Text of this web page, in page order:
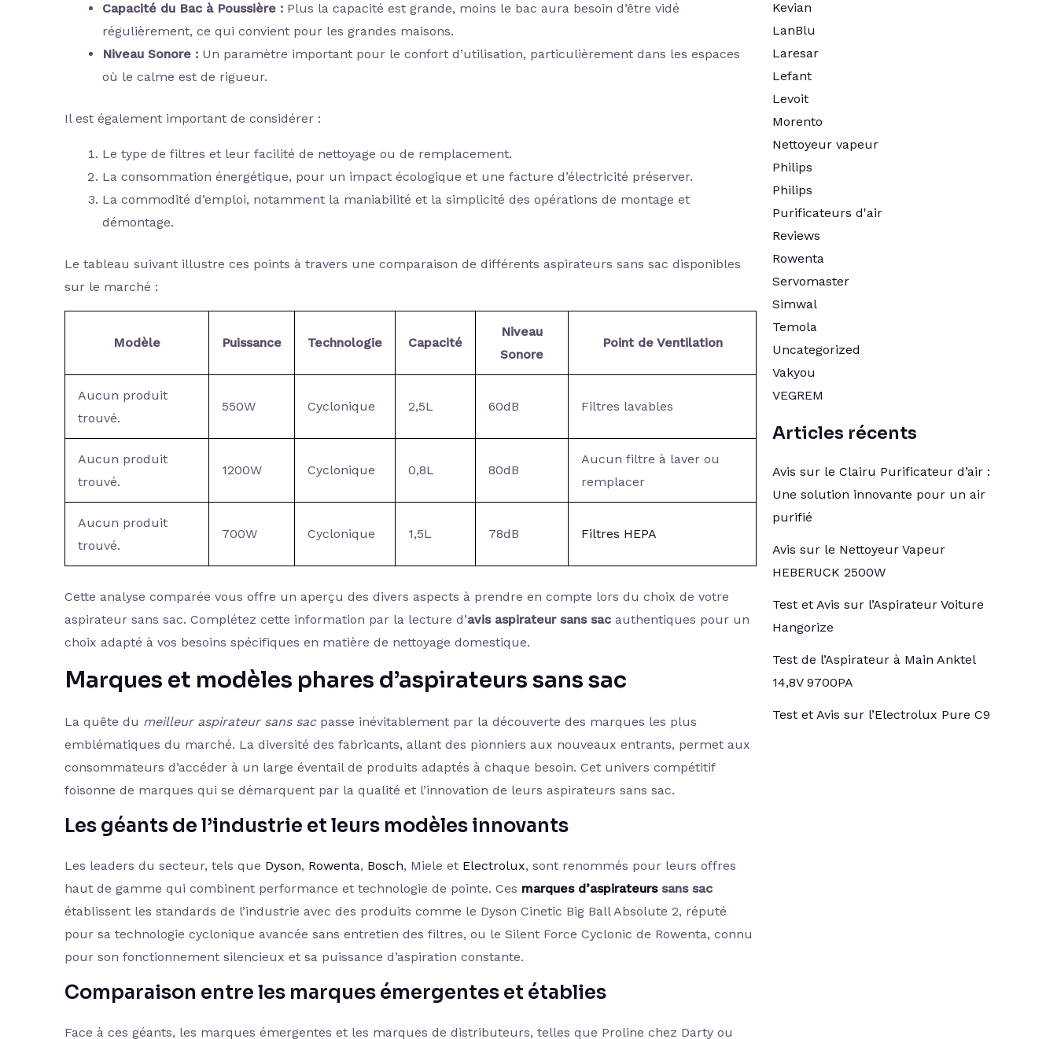
Capacité du Bac à Poussière : Plus la capacité est grande, moins le bac aura besoin d’être vidé
régulièrement, ce qui convient pour les grandes maisons.
Niveau Sonore : Un paramètre important pour le confort d’utilisation, particulièrement dans les espaces
où le calme est de rigueur.
Il est également important de considérer :
Le type de filtres et leur facilité de nettoyage ou de remplacement.
La consommation énergétique, pour un impact écologique et une facture d’électricité préserver.
La commodité d’emploi, notamment la maniabilité et la simplicité des opérations de montage et
démontage.
Le tableau suivant illustre ces points à travers une comparaison de différents aspirateurs sans sac disponibles
sur le marché :
Modèle Puissance Technologie Capacité
Niveau
Sonore
Point de Ventilation
Aucun produit
trouvé.
550W Cyclonique 2,5L 60dB Filtres lavables
Aucun produit
trouvé.
1200W Cyclonique 0,8L 80dB
Aucun filtre à laver ou
remplacer
Aucun produit
trouvé.
700W Cyclonique 1,5L 78dB Filtres HEPA
Cette analyse comparée vous offre un aperçu des divers aspects à prendre en compte lors du choix de votre
aspirateur sans sac. Complétez cette information par la lecture d’avis aspirateur sans sac authentiques pour un
choix adapté à vos besoins spécifiques en matière de nettoyage domestique.
Marques et modèles phares d’aspirateurs sans sac
La quête du meilleur aspirateur sans sacpasse inévitablement par la découverte des marques les plus
emblématiques du marché. La diversité des fabricants, allant des pionniers aux nouveaux entrants, permet aux
consommateurs d’accéder à un large éventail de produits adaptés à chaque besoin. Cet univers compétitif
foisonne de marques qui se démarquent par la qualité et l’innovation de leurs aspirateurs sans sac.
Les géants de l’industrie et leurs modèles innovants
Les leaders du secteur, tels que Dyson, Rowenta, Bosch, Miele et Electrolux, sont renommés pour leurs offres
haut de gamme qui combinent performance et technologie de pointe. Ces marques d’aspirateurssans sac
établissent les standards de l’industrie avec des produits comme le Dyson Cinetic Big Ball Absolute 2, réputé
pour sa technologie cyclonique avancée sans entretien des filtres, ou le Silent Force Cyclonic de Rowenta, connu
pour son fonctionnement silencieux et sa puissance d’aspiration constante.
Comparaison entre les marques émergentes et établies
Face à ces géants, les marques émergentes et les marques de distributeurs, telles que Proline chez Darty ou
Kevian
LanBlu
Laresar
Lefant
Levoit
Morento
Nettoyeur vapeur
Philips
Philips
Purificateurs d'air
Reviews
Rowenta
Servomaster
Simwal
Temola
Uncategorized
Vakyou
VEGREM
Articles récents
Avis sur le Clairu Purificateur d’air :
Une solution innovante pour un air
purifié
Avis sur le Nettoyeur Vapeur
HEBERUCK 2500W
Test et Avis sur l’Aspirateur Voiture
Hangorize
Test de l’Aspirateur à Main Anktel
14,8V 9700PA
Test et Avis sur l’Electrolux Pure C9